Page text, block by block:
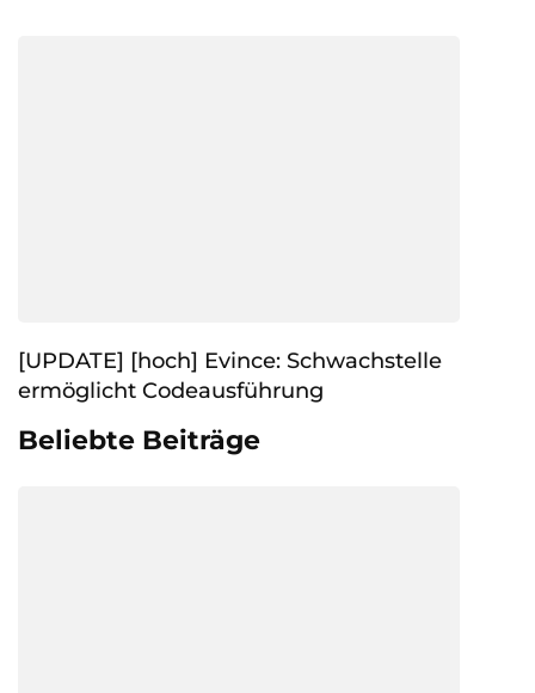
[UPDATE] [hoch] Evince: Schwachstelle
ermöglicht Codeausführung
Beliebte Beiträge